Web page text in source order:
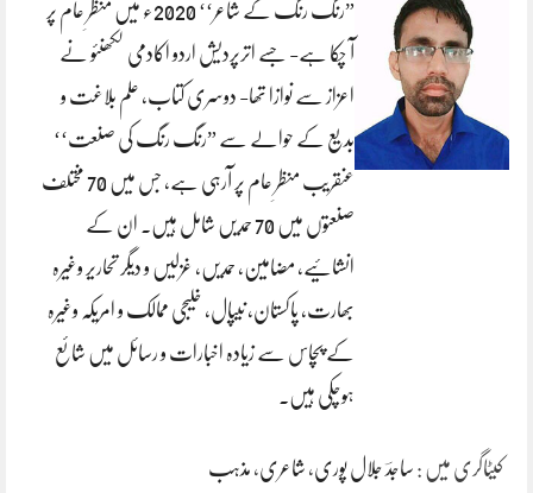
”رنگ رنگ کے شاعر‘‘ 2020ء میں منظرِ عام پر
آ چکا ہے- جسے اترپردیش اردو اکادمی لکھنئو نے
اعزاز سے نوازا تھا- دوسری کتاب، علم بلاغت و
بدیع کے حوالے سے ”رنگ رنگ کی صنعت‘‘
عنقریب منظرِ عام پر آرہی ہے، جس میں 70 مختلف
صنعتوں میں 70 حمدیں شامل ہیں۔ ان کے
انشائیے، مضامین، حمدیں، غزلیں و دیگر تحاریر وغیرہ
بھارت، پاکستان، نیپال، خلیجی ممالک و امریکہ وغیرہ
کے پچاس سے زیادہ اخبارات و رسائل میں شائع
ہوچکی ہیں.
کیٹاگری میں : ساجدؔ جلال پوری، شاعری، مذہب